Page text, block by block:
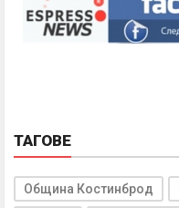
ТАГОВЕ
Община Костинброд